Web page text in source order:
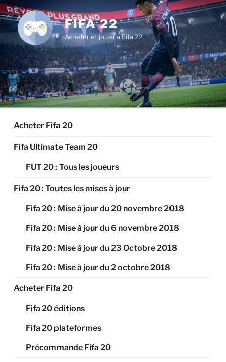
Aller
au
contenu
principal
FIFA 22
Acheter et jouer à Fifa 22
Acheter Fifa 20
Fifa Ultimate Team 20
FUT 20 : Tous les joueurs
Fifa 20 : Toutes les mises à jour
Fifa 20 : Mise à jour du 20 novembre 2018
Fifa 20 : Mise à jour du 6 novembre 2018
Fifa 20 : Mise à jour du 23 Octobre 2018
Fifa 20 : Mise à jour du 2 octobre 2018
Acheter Fifa 20
Fifa 20 éditions
Fifa 20 plateformes
Précommande Fifa 20